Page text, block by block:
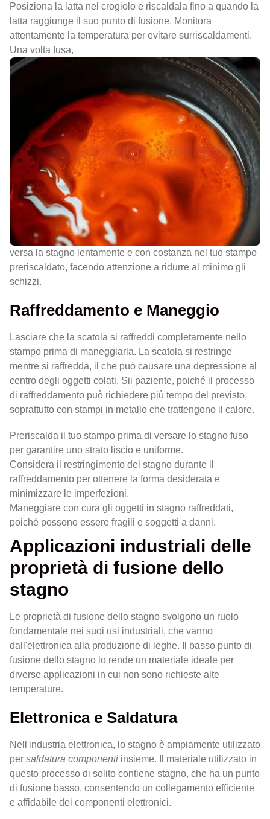
Posiziona la latta nel crogiolo e riscaldala fino a quando la
latta raggiunge il suo punto di fusione. Monitora
attentamente la temperatura per evitare surriscaldamenti.
Una volta fusa,
versa la stagno lentamente e con costanza nel tuo stampo
preriscaldato, facendo attenzione a ridurre al minimo gli
schizzi.
Raffreddamento e Maneggio
Lasciare che la scatola si raffreddi completamente nello
stampo prima di maneggiarla. La scatola si restringe
mentre si raffredda, il che può causare una depressione al
centro degli oggetti colati. Sii paziente, poiché il processo
di raffreddamento può richiedere più tempo del previsto,
soprattutto con stampi in metallo che trattengono il calore.
Preriscalda il tuo stampo prima di versare lo stagno fuso
per garantire uno strato liscio e uniforme.
Considera il restringimento del stagno durante il
raffreddamento per ottenere la forma desiderata e
minimizzare le imperfezioni.
Maneggiare con cura gli oggetti in stagno raffreddati,
poiché possono essere fragili e soggetti a danni.
Applicazioni industriali delle
proprietà di fusione dello
stagno
Le proprietà di fusione dello stagno svolgono un ruolo
fondamentale nei suoi usi industriali, che vanno
dall'elettronica alla produzione di leghe. Il basso punto di
fusione dello stagno lo rende un materiale ideale per
diverse applicazioni in cui non sono richieste alte
temperature.
Elettronica e Saldatura
Nell'industria elettronica, lo stagno è ampiamente utilizzato
per saldatura componenti insieme. Il materiale utilizzato in
questo processo di solito contiene stagno, che ha un punto
di fusione basso, consentendo un collegamento efficiente
e affidabile dei componenti elettronici.